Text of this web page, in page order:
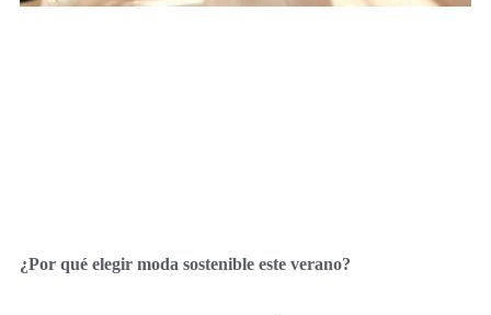
¿Por qué elegir moda sostenible este verano?